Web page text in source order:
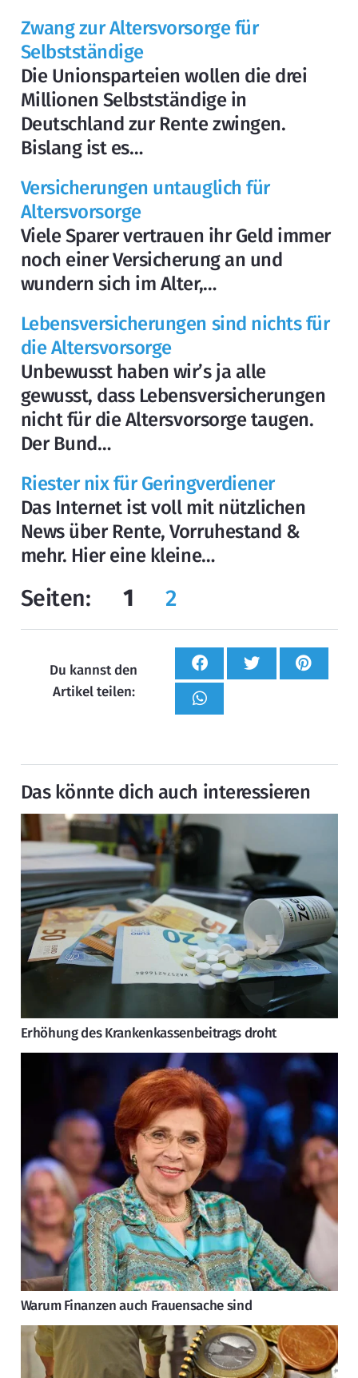
Zwang zur Altersvorsorge für
Selbstständige
Die Unionsparteien wollen die drei
Millionen Selbstständige in
Deutschland zur Rente zwingen.
Bislang ist es…
Versicherungen untauglich für
Altersvorsorge
Viele Sparer vertrauen ihr Geld immer
noch einer Versicherung an und
wundern sich im Alter,…
Lebensversicherungen sind nichts für
die Altersvorsorge
Unbewusst haben wir’s ja alle
gewusst, dass Lebensversicherungen
nicht für die Altersvorsorge taugen.
Der Bund…
Riester nix für Geringverdiener
Das Internet ist voll mit nützlichen
News über Rente, Vorruhestand &
mehr. Hier eine kleine…
Seiten: 1 2
Du kannst den
Artikel teilen:
Das könnte dich auch interessieren
Erhöhung des Krankenkassenbeitrags droht
Warum Finanzen auch Frauensache sind